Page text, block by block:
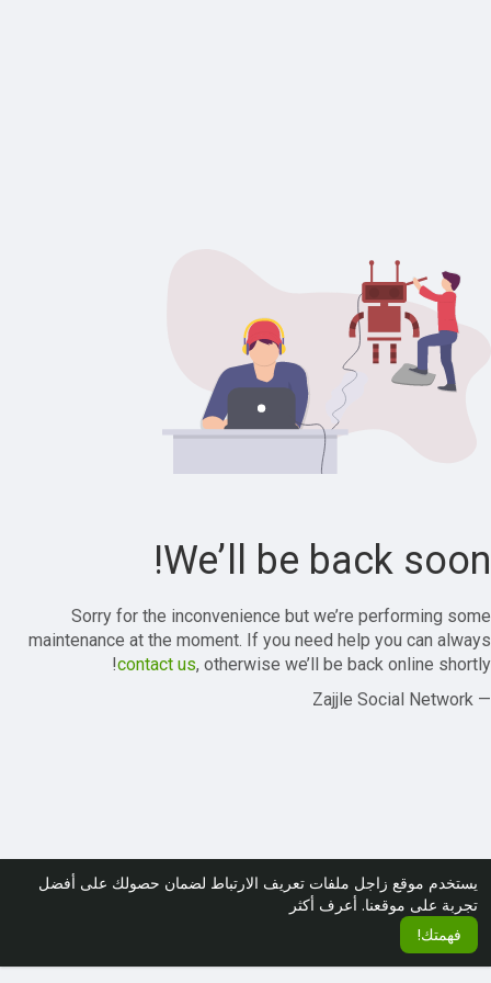
يستخدم موقع زاجل ملفات تعريف الارتباط لضمان حصولك على أفضل
تجربة على موقعنا. أعرف أكثر
فهمتك!
We’ll be back soon!
Sorry for the inconvenience but we’re performing some
maintenance at the moment. If you need help you can always
contact us, otherwise we’ll be back online shortly!
— Zajjle Social Network